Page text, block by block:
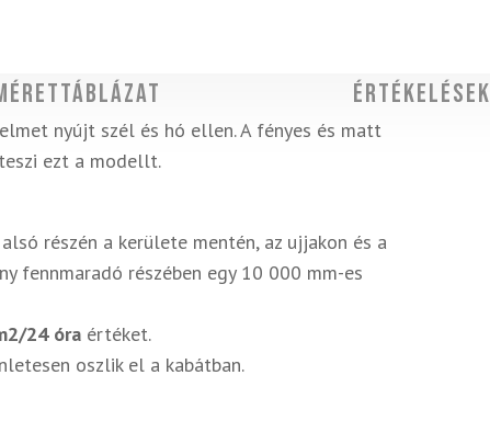
Értékelések
nyújt szél és hó ellen. A fényes és matt
ezt a modellt.
részén a kerülete mentén, az ujjakon és a
fennmaradó részében egy 10 000 mm-es
24 óra értéket.
oszlik el a kabátban.